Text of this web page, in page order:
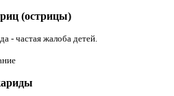
(острицы)
- частая жалоба детей.